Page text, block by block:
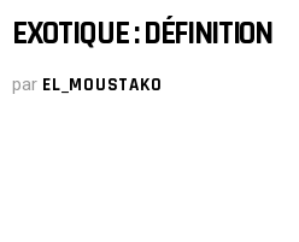
EXOTIQUE : DÉFINITION
par EL_MOUSTAKO